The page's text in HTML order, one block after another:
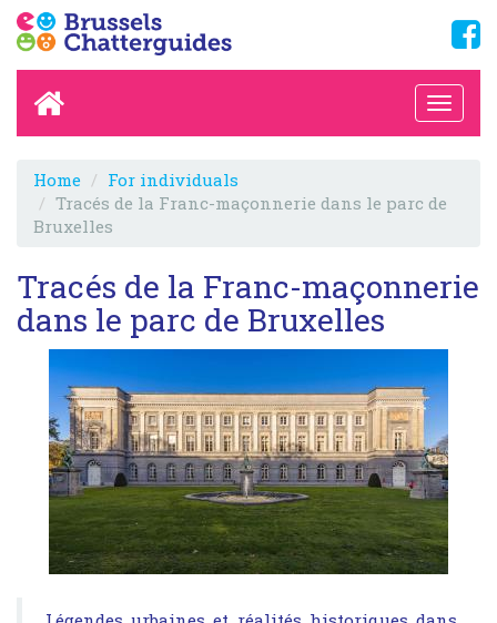
Home
For individuals
Tracés de la Franc-maçonnerie dans le parc de
Bruxelles
Tracés de la Franc-maçonnerie
dans le parc de Bruxelles